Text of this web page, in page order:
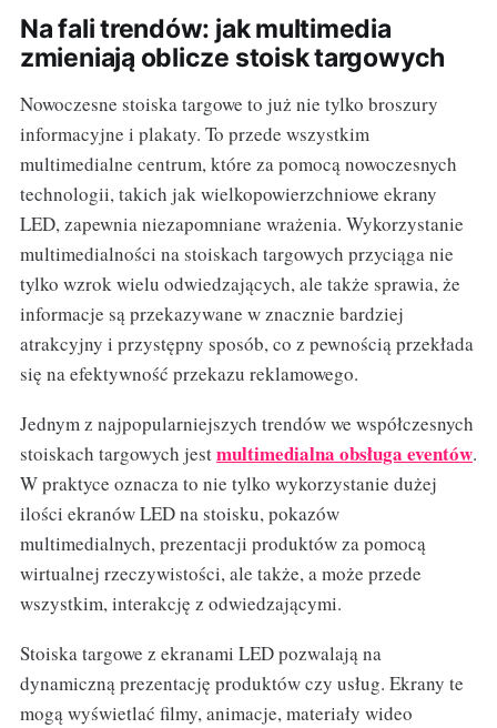
Na fali trendów: jak multimedia
zmieniają oblicze stoisk targowych
Nowoczesne stoiska targowe to już nie tylko broszury
informacyjne i plakaty. To przede wszystkim
multimedialne centrum, które za pomocą nowoczesnych
technologii, takich jak wielkopowierzchniowe ekrany
LED, zapewnia niezapomniane wrażenia. Wykorzystanie
multimedialności na stoiskach targowych przyciąga nie
tylko wzrok wielu odwiedzających, ale także sprawia, że
informacje są przekazywane w znacznie bardziej
atrakcyjny i przystępny sposób, co z pewnością przekłada
się na efektywność przekazu reklamowego.
Jednym z najpopularniejszych trendów we współczesnych
stoiskach targowych jestmultimedialna obsługa eventów.
W praktyce oznacza to nie tylko wykorzystanie dużej
ilości ekranów LED na stoisku, pokazów
multimedialnych, prezentacji produktów za pomocą
wirtualnej rzeczywistości, ale także, a może przede
wszystkim, interakcję z odwiedzającymi.
Stoiska targowe z ekranami LED pozwalają na
dynamiczną prezentację produktów czy usług. Ekrany te
mogą wyświetlać filmy, animacje, materiały wideo